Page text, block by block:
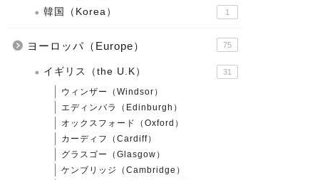
韓国（Korea） 1
ヨーロッパ（Europe） 75
イギリス（the U.K） 31
ウィンザー（Windsor）
エディンバラ（Edinburgh）
オックスフォード（Oxford）
カーディフ（Cardiff）
グラスゴー（Glasgow）
ケンブリッジ（Cambridge）